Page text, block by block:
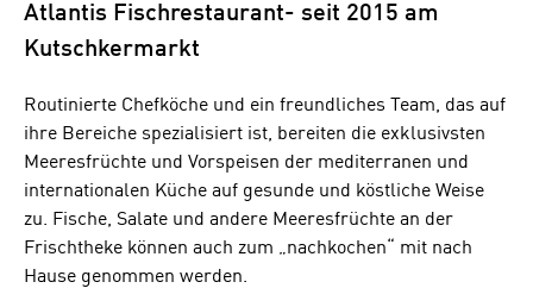
Atlantis Fischrestaurant- seit 2015 am
Kutschkermarkt
Routinierte Chefköche und ein freundliches Team, das auf
ihre Bereiche spezialisiert ist, bereiten die exklusivsten
Meeresfrüchte und Vorspeisen der mediterranen und
internationalen Küche auf gesunde und köstliche Weise
zu. Fische, Salate und andere Meeresfrüchte an der
Frischtheke können auch zum „nachkochen“ mit nach
Hause genommen werden.